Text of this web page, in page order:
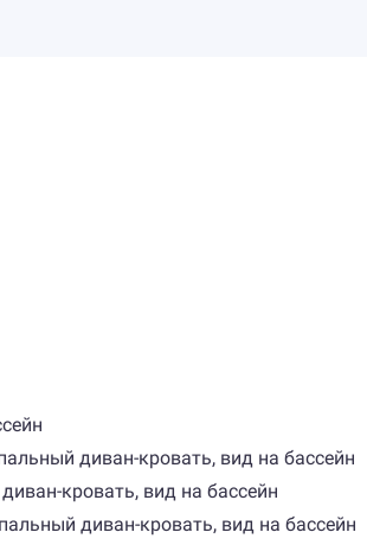
диван-кровать, вид на бассейн
кровать, вид на бассейн
диван-кровать, вид на бассейн